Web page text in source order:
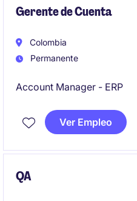
Gerente de Cuenta
Colombia
Permanente
Account Manager - ERP
Ver Empleo
QA